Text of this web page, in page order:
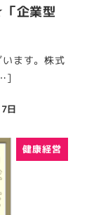
企業型
ます。株式
日
健康経営